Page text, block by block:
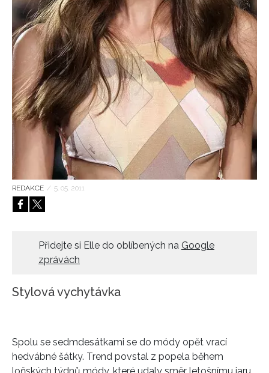
HOME
REDAKCE / 5. 05. 2011
Přidejte si Elle do oblíbených na Google
zprávách
Stylová vychytávka
Spolu se sedmdesátkami se do módy opět vrací
hedvábné šátky. Trend povstal z popela během